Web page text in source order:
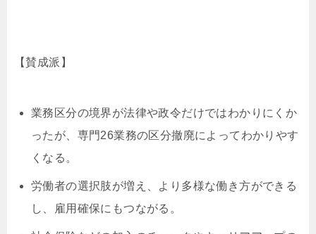
【賛成派】
業務区分の境界が法律や政令だけではわかりにくか
ったが、専門26業務の区分撤廃によってわかりやす
くなる。
労働者の選択肢が増え、より多様な働き方ができる
し、雇用確保にもつながる。